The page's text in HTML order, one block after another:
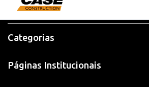
Categorias
Páginas Institucionais